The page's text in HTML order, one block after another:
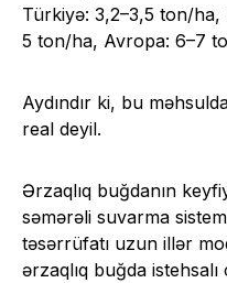
Türkiyə: 3,2–3,5 ton/ha,
5 ton/ha, Avropa: 6–7
Aydındır ki, bu
real deyil.
Ərzaqlıq buğdanın
səmərəli suvarma
təsərrüfatı uzun illər
ərzaqlıq buğda